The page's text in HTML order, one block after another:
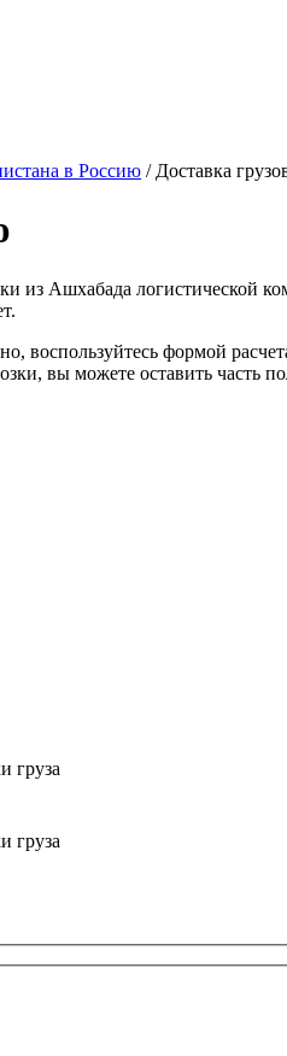
в Россию / Доставка
из Ашхабада
воспользуйтесь формой
вы можете оставить
груза
груза